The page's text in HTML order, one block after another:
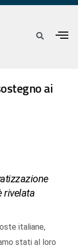
ai
rivelata
italiane,
stati al loro